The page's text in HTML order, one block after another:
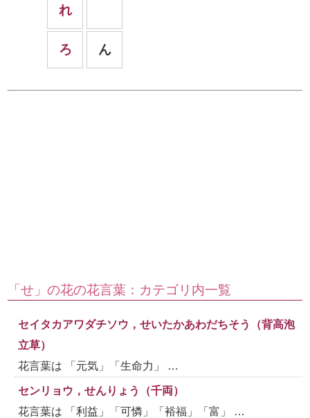
れ
ろ ん
「せ」の花の花言葉：カテゴリ内一覧
セイタカアワダチソウ，せいたかあわだちそう（背高泡
立草）
花言葉は 「元気」「生命力」 …
センリョウ，せんりょう（千両）
花言葉は 「利益」「可憐」「裕福」「富」 …